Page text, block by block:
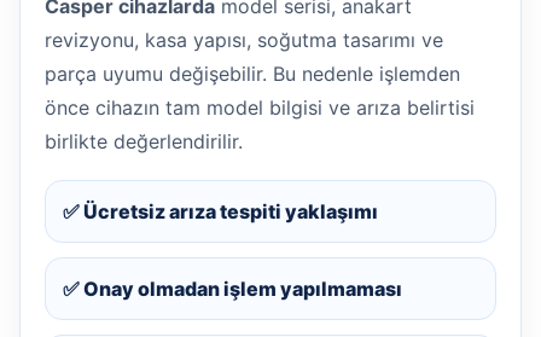
Casper cihazlarda model serisi, anakart
revizyonu, kasa yapısı, soğutma tasarımı ve
parça uyumu değişebilir. Bu nedenle işlemden
önce cihazın tam model bilgisi ve arıza belirtisi
birlikte değerlendirilir.
✅ Ücretsiz arıza tespiti yaklaşımı
✅ Onay olmadan işlem yapılmaması